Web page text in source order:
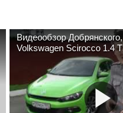
Видеообзор
Volkswagen Scirocco 1.4